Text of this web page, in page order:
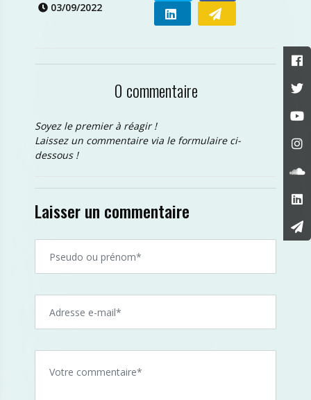
03/09/2022
0 commentaire
Soyez le premier à réagir !
Laissez un commentaire via le formulaire ci-
dessous !
Laisser un commentaire